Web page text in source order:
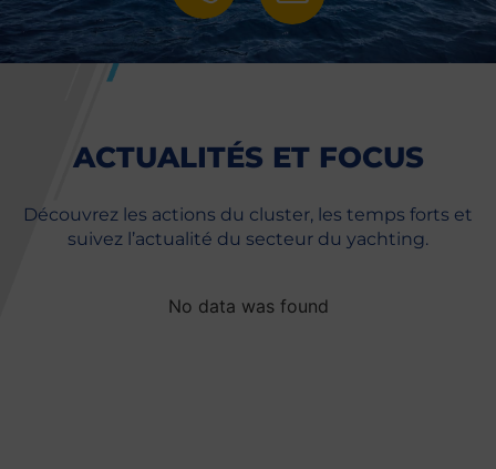
ACTUALITÉS ET FOCUS
Découvrez les actions du cluster, les temps forts et
suivez l’actualité du secteur du yachting.
No data was found